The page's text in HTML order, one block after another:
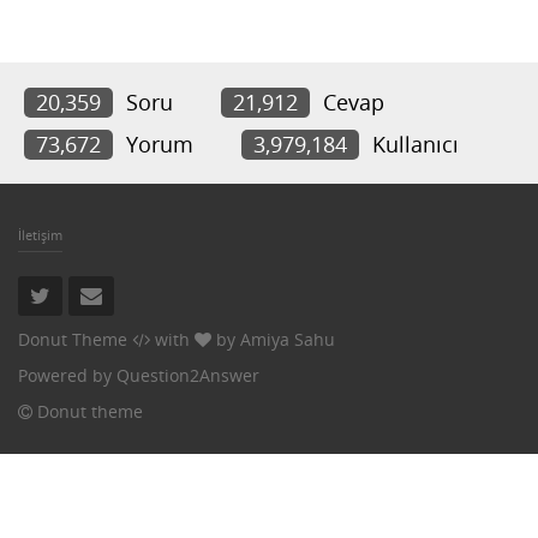
20,359 Soru 21,912
Cevap
73,672
Yorum 3,979,184 Kullanıcı
İletişim
Donut Theme with by Amiya Sahu
Powered by Question2Answer
Donut theme